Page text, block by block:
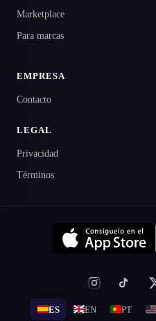
Marketplace
Para marcas
EMPRESA
Contacto
LEGAL
Privacidad
Términos
ES EN PT